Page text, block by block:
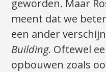
geworden. Maar
meent dat we
een ander
Building. Oftewel
opbouwen zoals